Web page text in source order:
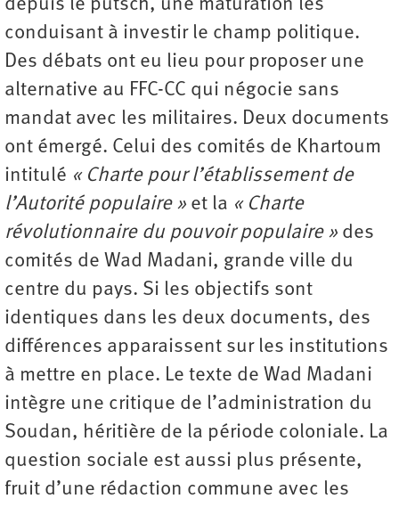
depuis le putsch, une maturation les
conduisant à investir le champ politique.
Des débats ont eu lieu pour proposer une
alternative au FFC-CC qui négocie sans
mandat avec les militaires. Deux documents
ont émergé. Celui des comités de Khartoum
intitulé « Charte pour l’établissement de
l’Autorité populaire » et la « Charte
révolutionnaire du pouvoir populaire » des
comités de Wad Madani, grande ville du
centre du pays. Si les objectifs sont
identiques dans les deux documents, des
différences apparaissent sur les institutions
à mettre en place. Le texte de Wad Madani
intègre une critique de l’administration du
Soudan, héritière de la période coloniale. La
question sociale est aussi plus présente,
fruit d’une rédaction commune avec les